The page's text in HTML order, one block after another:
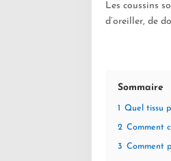
Les coussins
d’oreiller, de
Sommaire
Quel tissu
2 Comment
3 Comment